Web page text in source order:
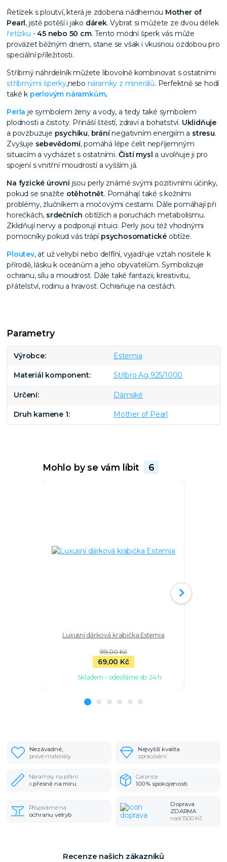
Řetízek s ploutví, která je zdobena nádhernou Mother of
Pearl, jistě potěší i jako dárek. Vybrat si můžete ze dvou délek
řetízku -45 nebo 50 cm. Tento módní šperk vás může
provázet běžným dnem, stane se však i vkusnou ozdobou pro
speciální příležitosti.
Stříbrný náhrdelník můžete libovolně kombinovat s ostatními
stříbrnými šperky,nebo náramky z minerálů. Perfektně se hodí
také k perlovým náramkům.
Perla je symbolem ženy a vody, a tedy také symbolem
plodnosti a čistoty. Přináší štěstí, zdraví a bohatství. Uklidňuje
a povzbuzuje psychiku, bránínegativním energiím a stresu.
Zvyšuje sebevědomí, pomáhá lépe čelit nepříjemným
situacím a vycházet s ostatními. Čistí mysl a uvolňuje ji pro
spojení s vnitřní moudrostí a vyšším já.
Na fyzické úrovni jsou perly známé svými pozitivními účinky,
pokud se snažíte otěhotnět. Pomáhají také s kožními
problémy, žlučníkem a močovými cestami. Dále pomáhají při
horečkách, srdečních obtížích a poruchách metabolismu.
Zklidňují nervy a podporují intuici. Perly jsou též vhodnými
pomocníky pokud vás trápí psychosomatickéobtíže.
Ploutev, ať už velrybí nebo delfíní, vyjadřuje vztah nositele k
přírodě, lásku k oceánům a jeho obyvatelům. Symbolizuje
ochranu, sílu a moudrost. Dále také fantazii, kreativitu,
přátelství, rodinu a hravost. Ochraňuje na cestách.
Parametry
Výrobce Estemia
Materiál komponent Stříbro Ag 925/1000
Určení Dámské
Druh kamene 1 Mother of Pearl
Mohlo by se vám líbit 6
Luxusní dárková krabička Estemia
99,00 Kč
69,00 Kč
Skladem - odesíláme do 24 h
Nezávadné,
pravé materiály
Nejvyšší kvalita
zpracování
Náramky na přání
apřesně na míru
Garance
100% spokojenosti
Přispíváme na
ochranu velryb
Doprava
ZDARMA
nad 1500 Kč
Recenze našich zákazníků